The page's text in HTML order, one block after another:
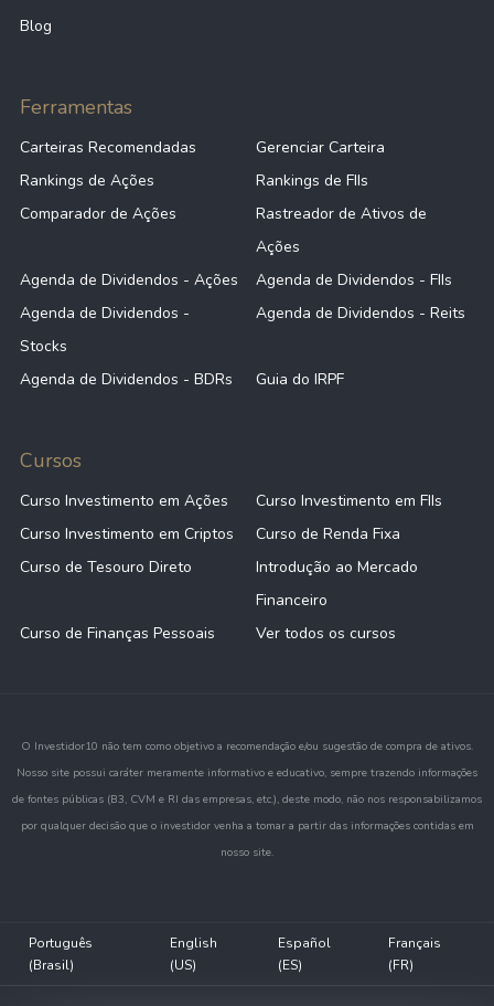
Blog
Ferramentas
Carteiras Recomendadas
Gerenciar Carteira
Rankings de Ações
Rankings de FIIs
Comparador de Ações
Rastreador de Ativos de
Ações
Agenda de Dividendos - Ações
Agenda de Dividendos - FIIs
Agenda de Dividendos -
Stocks
Agenda de Dividendos - Reits
Agenda de Dividendos - BDRs Guia do IRPF
Cursos
Curso Investimento em Ações
Curso Investimento em FIIs
Curso Investimento em Criptos
Curso de Renda Fixa
Curso de Tesouro Direto
Introdução ao Mercado
Financeiro
Curso de Finanças Pessoais
Ver todos os cursos
O Investidor10 não tem como objetivo a recomendação e/ou sugestão de compra de ativos.
Nosso site possui caráter meramente informativo e educativo, sempre trazendo informações
de fontes públicas (B3, CVM e RI das empresas, etc.), deste modo, não nos responsabilizamos
por qualquer decisão que o investidor venha a tomar a partir das informações contidas em
nosso site.
Português
(Brasil)
English
(US)
Español
(ES)
Français
(FR)